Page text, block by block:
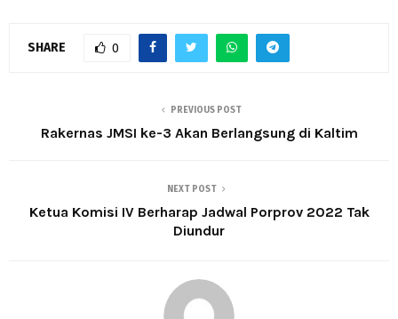
SHARE 0
PREVIOUS POST
Rakernas JMSI ke-3 Akan Berlangsung di Kaltim
NEXT POST
Ketua Komisi IV Berharap Jadwal Porprov 2022 Tak
Diundur